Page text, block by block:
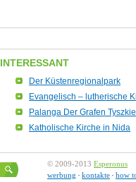
INTERESSANT
Der Küstenregionalpark
Evangelisch – lutherische
Palanga Der Grafen
Katholische Kirche in Nida
© 2009-2013 Esperonus
werbung
kontakte how